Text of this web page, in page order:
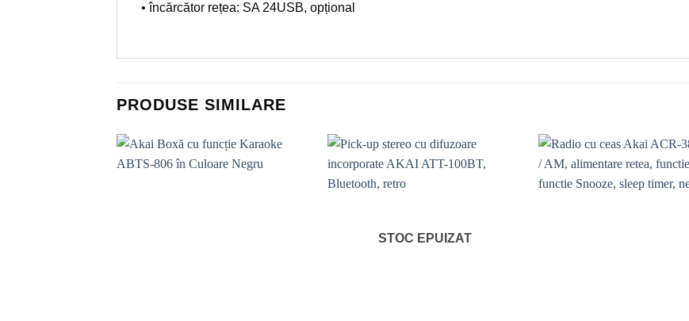
• încărcător rețea: SA 24USB, opțional
PRODUSE SIMILARE
STOC EPUIZAT